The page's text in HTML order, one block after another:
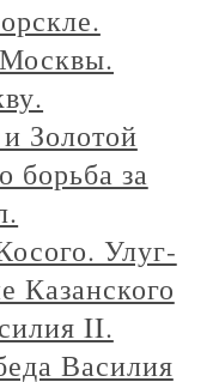
Золотой
борьба за
Улуг-
Казанского
II.
Василия